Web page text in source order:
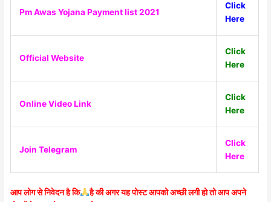
Pm Awas Yojana Payment list 2021
Click
Here
Official Website
Click
Here
Online Video Link
Click
Here
Join Telegram
Click
Here
आप लोग से निवेदन है कि
है की अगर यह पोस्ट आपको अच्छी लगी हो तो आप अपने